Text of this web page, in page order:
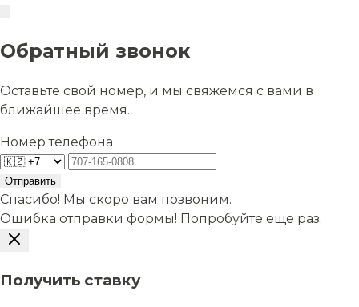
Обратный звонок
Оставьте свой номер, и мы свяжемся с вами в
ближайшее время.
Номер телефона
Отправить
Спасибо! Мы скоро вам позвоним.
Ошибка отправки формы! Попробуйте еще раз.
Получить ставку